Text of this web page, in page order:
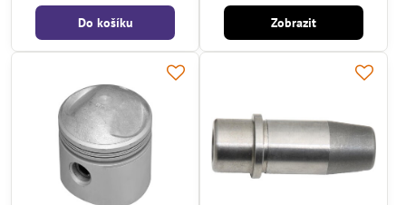
Do košíku Zobrazit